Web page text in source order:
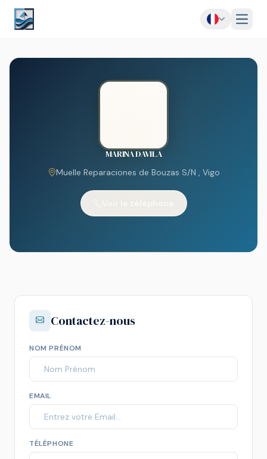
Menu
MARINA DAVILA
Muelle Reparaciones de Bouzas S/N , Vigo
Contactez-nous
NOM PRÉNOM
EMAIL
TÉLÉPHONE